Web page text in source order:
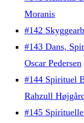
Moranis
#142
#143 Dans,
Oscar Pedersen
#144 Spirituel
Rahzull
#145